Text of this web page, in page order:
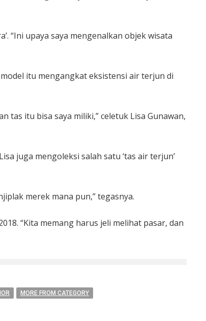
“Ini upaya saya mengenalkan objek wisata
itu mengangkat eksistensi air terjun di
tas itu bisa saya miliki,” celetuk Lisa Gunawan,
juga mengoleksi salah satu ‘tas air terjun’
merek mana pun,” tegasnya.
“Kita memang harus jeli melihat pasar, dan
MORE FROM CATEGORY